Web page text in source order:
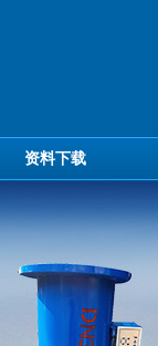
资料下载